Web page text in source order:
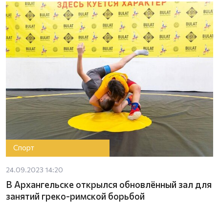
Спорт
24.09.2023 14:20
В Архангельске открылся обновлённый зал для
занятий греко-римской борьбой